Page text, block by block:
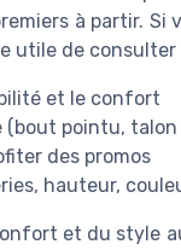
à partir.
utile de consulter
et le confort
pointu, talon
des promos
hauteur,
et du style